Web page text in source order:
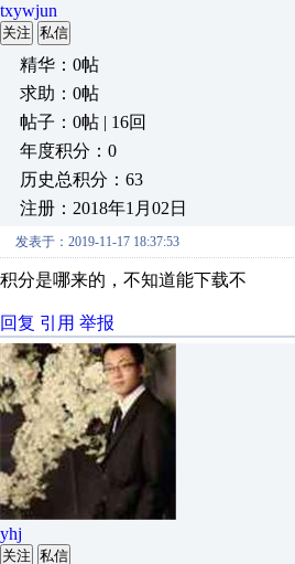
txywjun
关注 私信
精华：0帖
求助：0帖
帖子：0帖 | 16回
年度积分：0
历史总积分：63
注册：2018年1月02日
发表于：2019-11-17 18:37:53
积分是哪来的，不知道能下载不
回复 引用 举报
yhj
关注 私信